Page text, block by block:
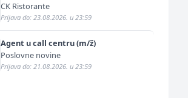
CK Ristorante
Prijava do: 23.08.2026. u 23:59
Agent u call centru (m/ž)
Poslovne novine
Prijava do: 21.08.2026. u 23:59